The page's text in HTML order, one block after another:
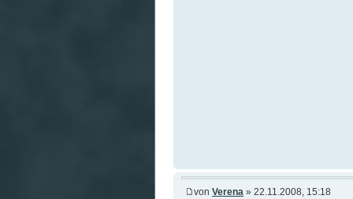
von Verena » 22.11.2008, 15:18